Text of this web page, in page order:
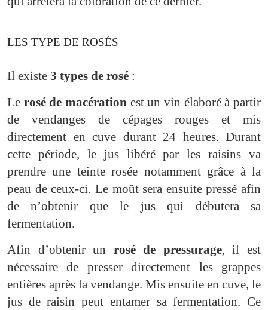
LES TYPE DE ROSÉS
Il existe 3 types de rosé :
Le rosé de macération est un vin élaboré à partir
de vendanges de cépages rouges et mis
directement en cuve durant 24 heures. Durant
cette période, le jus libéré par les raisins va
prendre une teinte rosée notamment grâce à la
peau de ceux-ci. Le moût sera ensuite pressé afin
de n’obtenir que le jus qui débutera sa
fermentation.
Afin d’obtenir un rosé de pressurage, il est
nécessaire de presser directement les grappes
entières après la vendange. Mis ensuite en cuve, le
jus de raisin peut entamer sa fermentation. Ce